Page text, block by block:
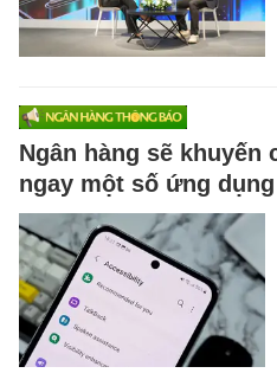
Ngân hàng sẽ
ngay một số ứng dụng